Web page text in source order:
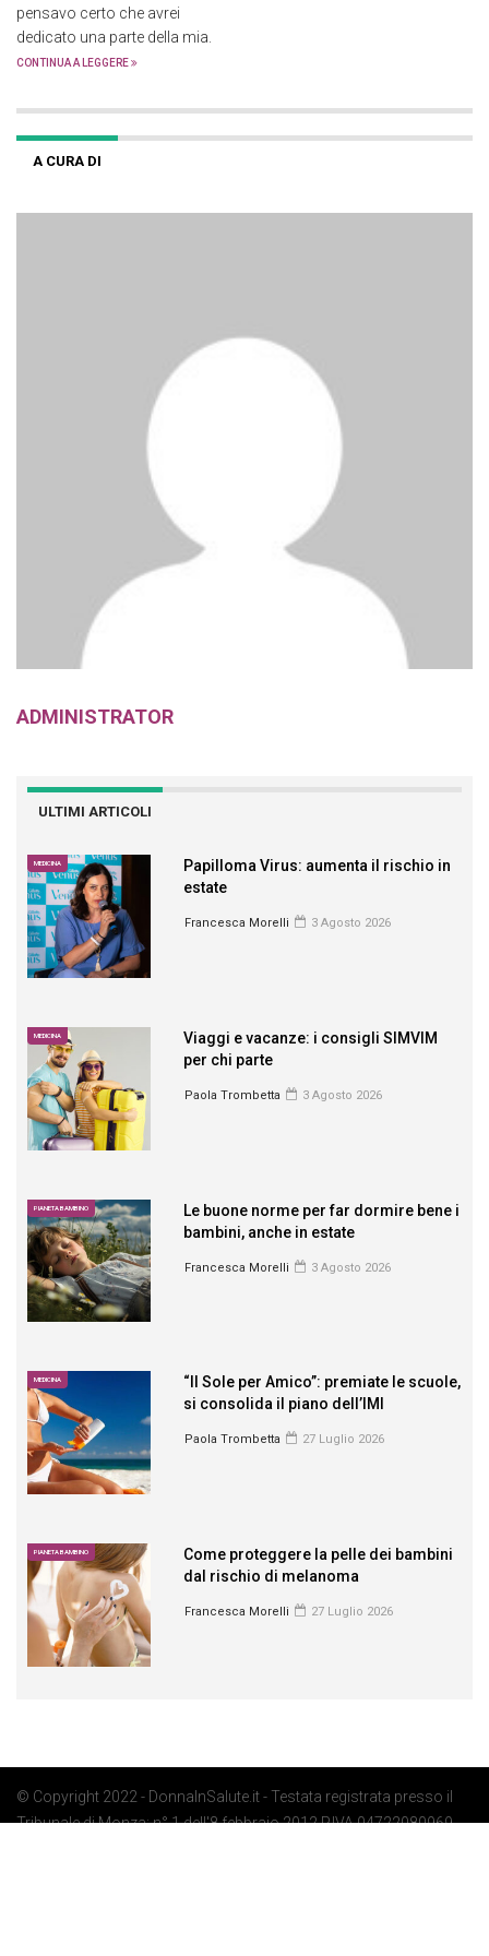
pensavo certo che avrei
dedicato una parte della mia.
CONTINUA A LEGGERE
A CURA DI
ADMINISTRATOR
ULTIMI ARTICOLI
MEDICINA
Papilloma Virus: aumenta il rischio in
estate
Francesca Morelli 3 Agosto 2026
MEDICINA
Viaggi e vacanze: i consigli SIMVIM
per chi parte
Paola Trombetta 3 Agosto 2026
PIANETA BAMBINO
Le buone norme per far dormire bene i
bambini, anche in estate
Francesca Morelli 3 Agosto 2026
MEDICINA
“Il Sole per Amico”: premiate le scuole,
si consolida il piano dell’IMI
Paola Trombetta 27 Luglio 2026
PIANETA BAMBINO
Come proteggere la pelle dei bambini
dal rischio di melanoma
Francesca Morelli 27 Luglio 2026
© Copyright 2022 - DonnaInSalute.it - Testata registrata presso il
Tribunale di Monza: n° 1 dell'8 febbraio 2012 P.IVA 04722080969 -